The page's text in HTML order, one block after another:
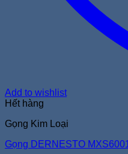
Add to wishlist
Hết hàng
Gọng Kim Loại
Gọng DERNESTO MXS6001